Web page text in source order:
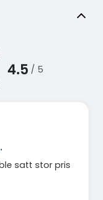
4.5 / 5
satt stor pris